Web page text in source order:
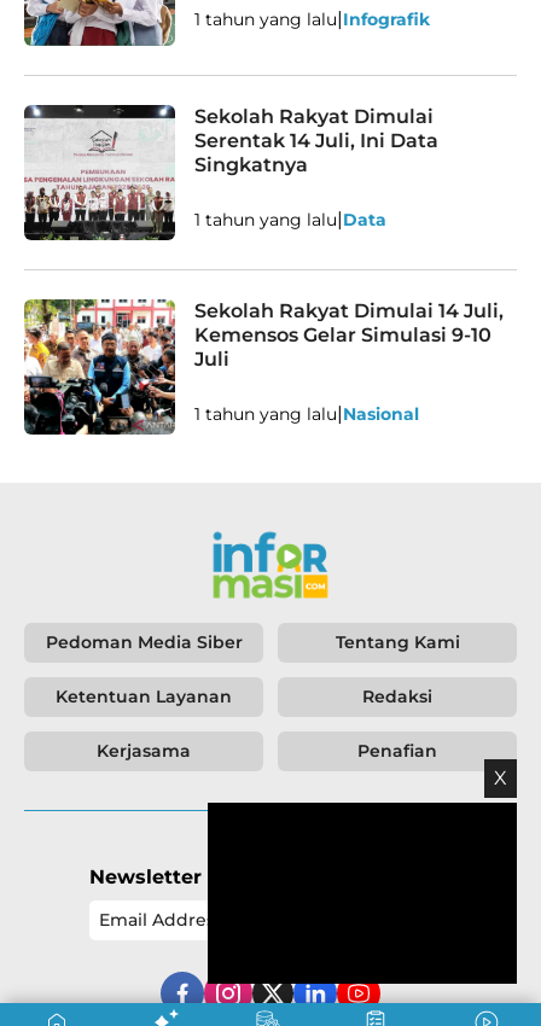
X
1 tahun yang lalu|Infografik
Sekolah Rakyat Dimulai
Serentak 14 Juli, Ini Data
Singkatnya
1 tahun yang lalu|Data
Sekolah Rakyat Dimulai 14 Juli,
Kemensos Gelar Simulasi 9-10
Juli
1 tahun yang lalu|Nasional
Tentang Kami
Redaksi
Pedoman Media Siber
Ketentuan Layanan
Kerjasama Penafian
Newsletter